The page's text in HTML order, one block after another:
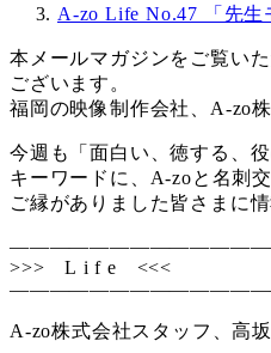
A-zo Life No.47 「先生
本メールマガジンをご覧い
ございます。
福岡の映像制作会社、A-zo株
今週も「面白い、徳する、
キーワードに、A-zoと名刺
ご縁がありました皆さまに
>>> L i f e <<<
A-zo株式会社スタッフ、高坂